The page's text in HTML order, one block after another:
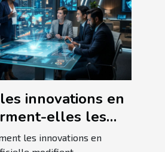
innovations en
elles les
les innovations en